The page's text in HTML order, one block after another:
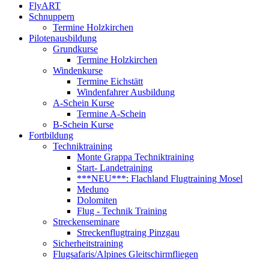
FlyART
Schnuppern
Termine Holzkirchen
Pilotenausbildung
Grundkurse
Termine Holzkirchen
Windenkurse
Termine Eichstätt
Windenfahrer Ausbildung
A-Schein Kurse
Termine A-Schein
B-Schein Kurse
Fortbildung
Techniktraining
Monte Grappa Techniktraining
Start- Landetraining
***NEU***: Flachland Flugtraining Mosel
Meduno
Dolomiten
Flug - Technik Training
Streckenseminare
Streckenflugtraing Pinzgau
Sicherheitstraining
Flugsafaris/Alpines Gleitschirmfliegen